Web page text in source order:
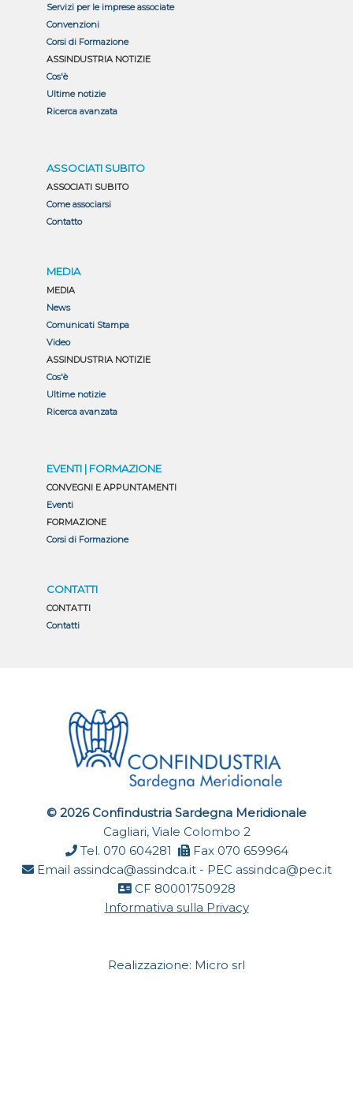
Servizi per le imprese associate
Convenzioni
Corsi di Formazione
ASSINDUSTRIA NOTIZIE
Cos'è
Ultime notizie
Ricerca avanzata
ASSOCIATI SUBITO
ASSOCIATI SUBITO
Come associarsi
Contatto
MEDIA
MEDIA
News
Comunicati Stampa
Video
ASSINDUSTRIA NOTIZIE
Cos'è
Ultime notizie
Ricerca avanzata
EVENTI | FORMAZIONE
CONVEGNI E APPUNTAMENTI
Eventi
FORMAZIONE
Corsi di Formazione
CONTATTI
CONTATTI
Contatti
© 2026 Confindustria Sardegna Meridionale
Cagliari, Viale Colombo 2
Tel. 070 604281
Fax 070 659964
Email assindca@assindca.it- PEC assindca@pec.it
CF 80001750928
Informativa sulla Privacy
Realizzazione: Micro srl